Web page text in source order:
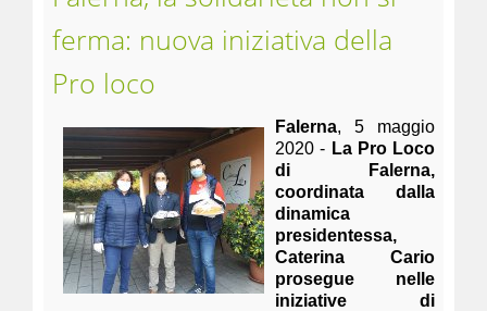
ferma: nuova iniziativa della
Pro loco
Falerna, 5 maggio
2020 - La Pro Loco
di Falerna,
coordinata dalla
dinamica
presidentessa,
Caterina Cario
prosegue nelle
iniziative di